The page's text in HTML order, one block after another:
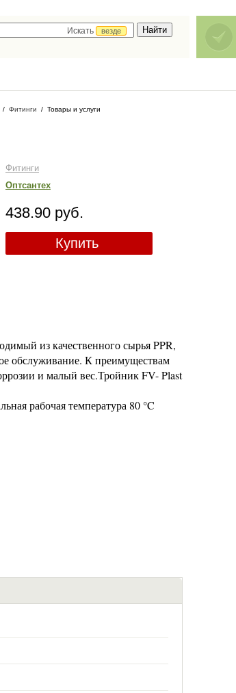
Искать
везде
/ Фитинги / Товары и услуги
Фитинги
Оптсантех
438.90 руб.
Купить
из качественного сырья PPR,
обслуживание. К преимуществам
и малый вес.Тройник FV- Plast
рабочая температура 80 °C